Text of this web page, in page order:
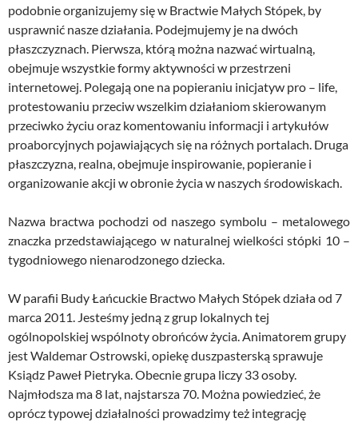
podobnie organizujemy się w Bractwie Małych Stópek, by
usprawnić nasze działania. Podejmujemy je na dwóch
płaszczyznach. Pierwsza, którą można nazwać wirtualną,
obejmuje wszystkie formy aktywności w przestrzeni
internetowej. Polegają one na popieraniu inicjatyw pro – life,
protestowaniu przeciw wszelkim działaniom skierowanym
przeciwko życiu oraz komentowaniu informacji i artykułów
proaborcyjnych pojawiających się na różnych portalach. Druga
płaszczyzna, realna, obejmuje inspirowanie, popieranie i
organizowanie akcji w obronie życia w naszych środowiskach.
Nazwa bractwa pochodzi od naszego symbolu – metalowego
znaczka przedstawiającego w naturalnej wielkości stópki 10 –
tygodniowego nienarodzonego dziecka.
W parafii Budy Łańcuckie Bractwo Małych Stópek działa od 7
marca 2011. Jesteśmy jedną z grup lokalnych tej
ogólnopolskiej wspólnoty obrońców życia. Animatorem grupy
jest Waldemar Ostrowski, opiekę duszpasterską sprawuje
Ksiądz Paweł Pietryka. Obecnie grupa liczy 33 osoby.
Najmłodsza ma 8 lat, najstarsza 70. Można powiedzieć, że
oprócz typowej działalności prowadzimy też integrację